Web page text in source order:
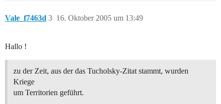
Vale_f7463d 16. Oktober 2005 um 13:49
3
Hallo !
zu der Zeit, aus der das Tucholsky-Zitat stammt, wurden
Kriege
um Territorien geführt.